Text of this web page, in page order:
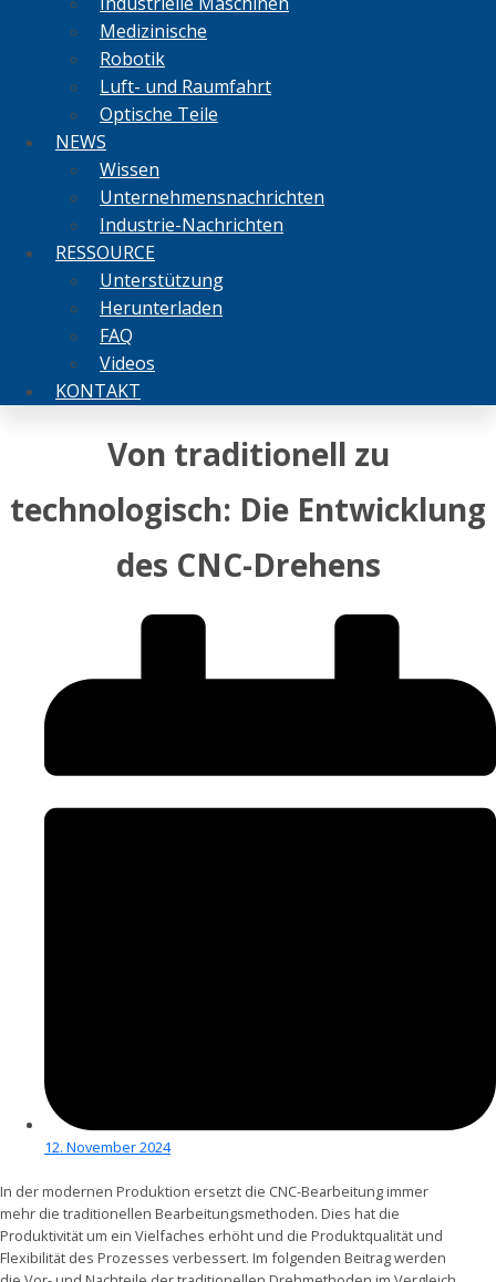
Medizinische
Robotik
Luft- und Raumfahrt
Optische Teile
NEWS
Wissen
Unternehmensnachrichten
Industrie-Nachrichten
RESSOURCE
Unterstützung
Herunterladen
FAQ
Videos
KONTAKT
Von traditionell zu
technologisch: Die Entwicklung
des CNC-Drehens
12. November 2024
In der modernen Produktion ersetzt die CNC-Bearbeitung immer
mehr die traditionellen Bearbeitungsmethoden. Dies hat die
Produktivität um ein Vielfaches erhöht und die Produktqualität und
Flexibilität des Prozesses verbessert. Im folgenden Beitrag werden